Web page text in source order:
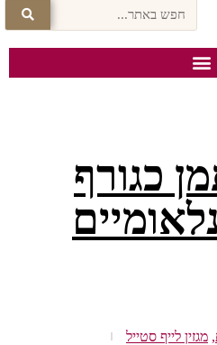
כגורף
, מגזין לייף סטייל